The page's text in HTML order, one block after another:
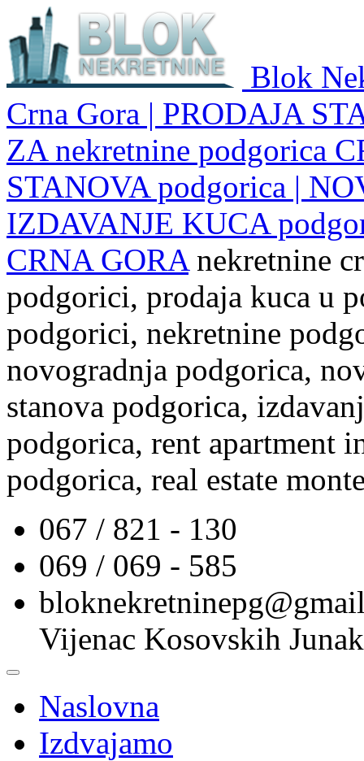
Blok
Crna Gora | PRODAJA
ZA nekretnine podgorica
STANOVA podgorica |
IZDAVANJE KUCA
CRNA GORA nekretnine
podgorici, prodaja kuca u
podgorici, nekretnine
novogradnja podgorica,
stanova podgorica,
podgorica, rent apartment
podgorica, real estate
067 / 821 - 130
069 / 069 - 585
Vijenac Kosovskih
Naslovna
Izdvajamo